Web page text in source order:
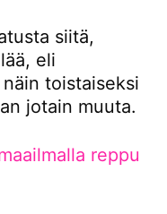
siitä,
eli
toistaiseksi
jotain muuta.
reppu